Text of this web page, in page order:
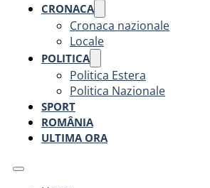
CRONACA
Cronaca nazionale
Locale
POLITICA
Politica Estera
Politica Nazionale
SPORT
ROMÂNIA
ULTIMA ORA